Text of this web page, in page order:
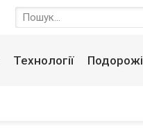
Технології Подорожі